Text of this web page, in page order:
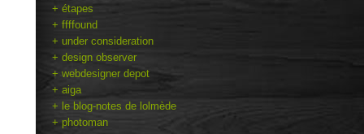
+ étapes
+ ffffound
+ under consideration
+ design observer
+ webdesigner depot
+ aiga
+ le blog-notes de lolmède
+ photoman